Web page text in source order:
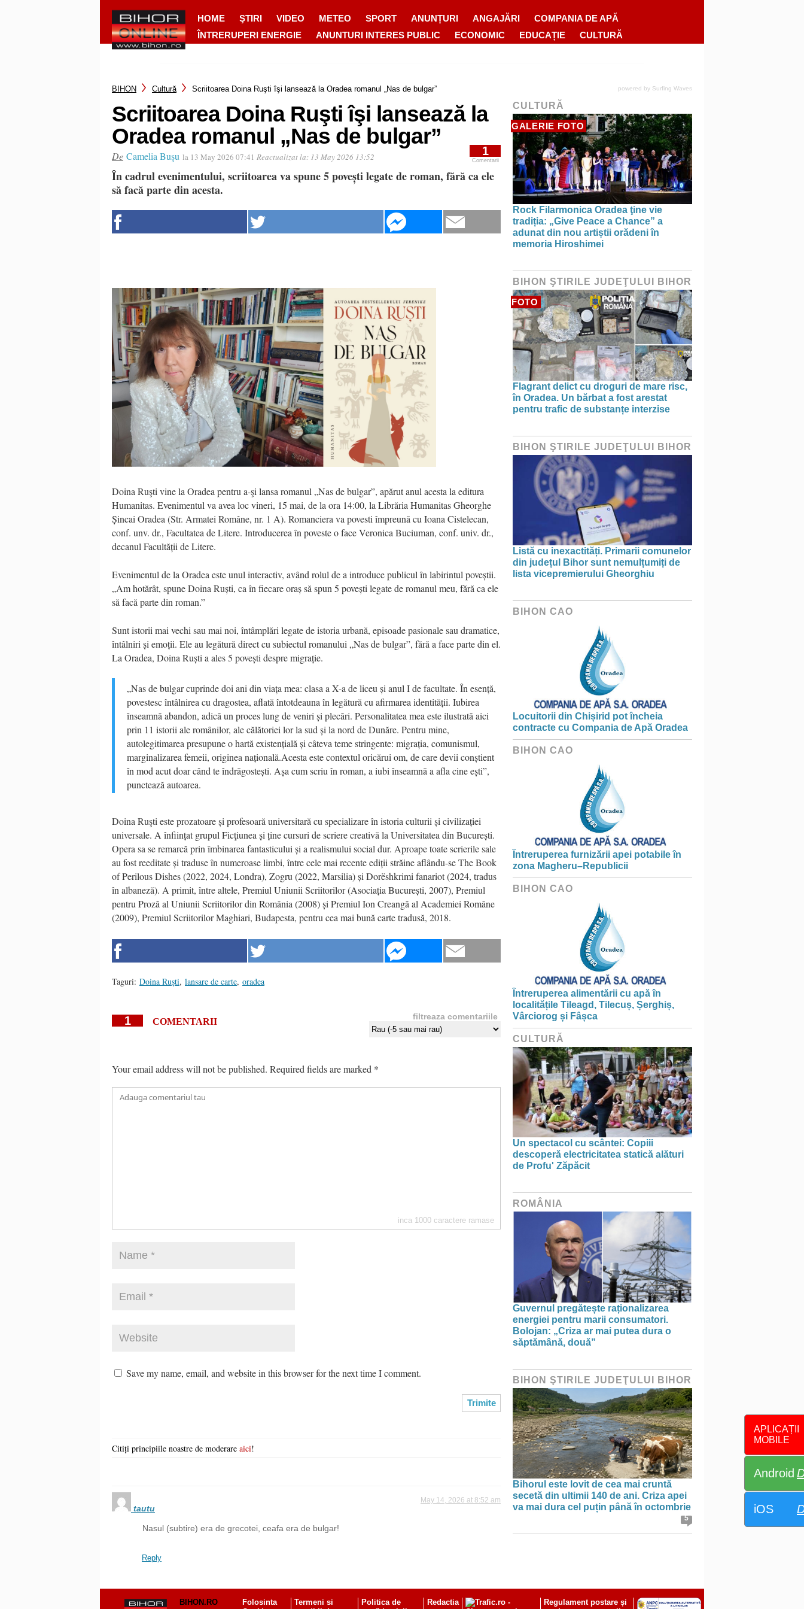
HOME ŞTIRI VIDEO METEO SPORT ANUNȚURI ANGAJĂRI
COMPANIA DE APĂ
ÎNTRERUPERI ENERGIE
ANUNTURI INTERES PUBLIC ECONOMIC EDUCAȚIE CULTURĂ
APLICAȚII
MOBILE
Android
iOS
BIHON Cultură Scriitoarea Doina Ruşti îşi lansează la Oradea romanul „Nas de bulgar”
Scriitoarea Doina Ruşti îşi lansează la
Oradea romanul „Nas de bulgar”
De Camelia Buşu la 13 May 2026 07:41 Reactualizat la: 13 May 2026 13:52 1
Comentarii
În cadrul evenimentului, scriitoarea va spune 5 povești legate de roman, fără ca ele
să facă parte din acesta.
Doina Ruşti vine la Oradea pentru a-şi lansa romanul „Nas de bulgar”, apărut anul acesta la editura
Humanitas. Evenimentul va avea loc vineri, 15 mai, de la ora 14:00, la Librăria Humanitas Gheorghe
Șincai Oradea (Str. Armatei Române, nr. 1 A). Romanciera va povesti împreună cu Ioana Cistelecan,
conf. unv. dr., Facultatea de Litere. Introducerea în poveste o face Veronica Buciuman, conf. univ. dr.,
decanul Facultății de Litere.
Evenimentul de la Oradea este unul interactiv, având rolul de a introduce publicul în labirintul poveștii.
„Am hotărât, spune Doina Ruști, ca în fiecare oraș să spun 5 povești legate de romanul meu, fără ca ele
să facă parte din roman.”
Sunt istorii mai vechi sau mai noi, întâmplări legate de istoria urbană, episoade pasionale sau dramatice,
întâlniri și emoții. Ele au legătură direct cu subiectul romanului „Nas de bulgar”, fără a face parte din el.
La Oradea, Doina Ruști a ales 5 povești despre migrație.
„Nas de bulgar cuprinde doi ani din viața mea: clasa a X-a de liceu și anul I de facultate. În esență,
povestesc întâlnirea cu dragostea, aflată întotdeauna în legătură cu afirmarea identității. Iubirea
înseamnă abandon, adică un proces lung de veniri și plecări. Personalitatea mea este ilustrată aici
prin 11 istorii ale românilor, ale călătoriei lor la sud și la nord de Dunăre. Pentru mine,
autolegitimarea presupune o hartă existențială și câteva teme stringente: migrația, comunismul,
marginalizarea femeii, originea națională.Acesta este contextul oricărui om, de care devii conștient
în mod acut doar când te îndrăgostești. Așa cum scriu în roman, a iubi înseamnă a afla cine ești”,
punctează autoarea.
Doina Ruşti este prozatoare și profesoară universitară cu specializare în istoria culturii și civilizației
universale. A înființat grupul Ficţiunea și ține cursuri de scriere creativă la Universitatea din București.
Opera sa se remarcă prin îmbinarea fantasticului și a realismului social dur. Aproape toate scrierile sale
au fost reeditate și traduse în numeroase limbi, între cele mai recente ediții străine aflându-se The Book
of Perilous Dishes (2022, 2024, Londra), Zogru (2022, Marsilia) și Dorëshkrimi fanariot (2024, tradus
în albaneză). A primit, între altele, Premiul Uniunii Scriitorilor (Asociația București, 2007), Premiul
pentru Proză al Uniunii Scriitorilor din România (2008) și Premiul Ion Creangă al Academiei Române
(2009), Premiul Scriitorilor Maghiari, Budapesta, pentru cea mai bună carte tradusă, 2018.
Taguri: Doina Ruști, lansare de carte, oradea
1 COMENTARII filtreaza comentariile
Your email address will not be published. Required fields are marked *
inca 1000 caractere ramase
Save my name, email, and website in this browser for the next time I comment.
Citiți principiile noastre de moderare aici!
tautu
May 14, 2026 at 8:52 am
Nasul (subtire) era de grecotei, ceafa era de bulgar!
Reply
powered by Surfing Waves
CULTURĂ
GALERIE FOTO
Rock Filarmonica Oradea ţine vie
tradiția: „Give Peace a Chance” a
adunat din nou artiștii orădeni în
memoria Hiroshimei
BIHON ŞTIRILE JUDEŢULUI BIHOR
FOTO
Flagrant delict cu droguri de mare risc,
în Oradea. Un bărbat a fost arestat
pentru trafic de substanțe interzise
BIHON ŞTIRILE JUDEŢULUI BIHOR
Listă cu inexactități. Primarii comunelor
din județul Bihor sunt nemulțumiți de
lista vicepremierului Gheorghiu
BIHON CAO
Locuitorii din Chișirid pot încheia
contracte cu Compania de Apă Oradea
BIHON CAO
Întreruperea furnizării apei potabile în
zona Magheru–Republicii
BIHON CAO
Întreruperea alimentării cu apă în
localitățile Tileagd, Tilecuș, Șerghiș,
Vârciorog și Fâșca
CULTURĂ
Un spectacol cu scântei: Copiii
descoperă electricitatea statică alături
de Profu' Zăpăcit
ROMÂNIA
Guvernul pregătește raționalizarea
energiei pentru marii consumatori.
Bolojan: „Criza ar mai putea dura o
săptămână, două”
BIHON ŞTIRILE JUDEŢULUI BIHOR
Bihorul este lovit de cea mai cruntă
secetă din ultimii 140 de ani. Criza apei
va mai dura cel puțin până în octombrie
5
BIHON.RO
Folosinta
Termeni si
Politica de
Redactia
Regulament postare și